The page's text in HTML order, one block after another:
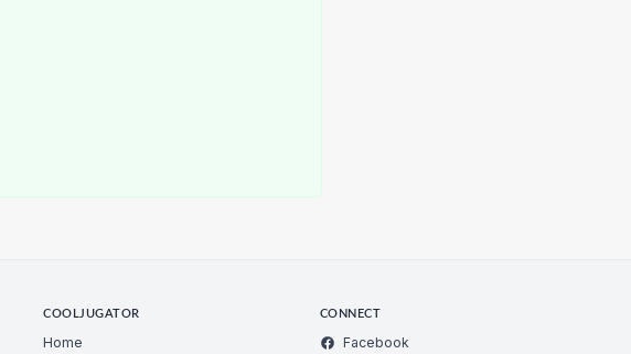
COOLJUGATOR
Home
CONNECT
Facebook